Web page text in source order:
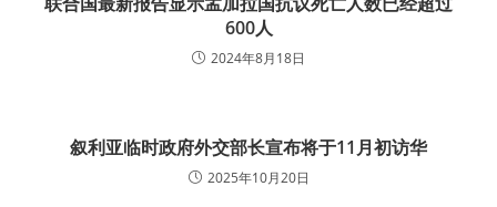
600人
2024年8月18日
叙利亚临时政府外交部长宣布将于11月初访华
2025年10月20日